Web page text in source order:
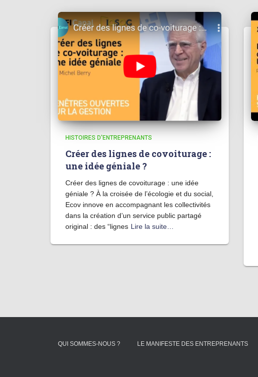
HISTOIRES D'ENTREPRENANTS
Créer des lignes de covoiturage :
une idée géniale ?
Créer des lignes de covoiturage : une idée
géniale ? À la croisée de l’écologie et du social,
Ecov innove en accompagnant les collectivités
dans la création d’un service public partagé
original : des “lignes Lire la suite…
QUI SOMMES-NOUS ? LE MANIFESTE DES ENTREPRENANTS